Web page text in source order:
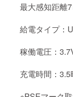
最大感知距離
給電タイプ：
稼働電圧：
充電時間：